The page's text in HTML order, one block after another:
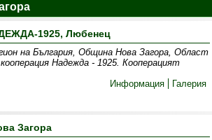
1925, Любенец
на България, Община Нова Загора, Област
Надежда - 1925. Кооперацият
Информация
Галерия
Загора